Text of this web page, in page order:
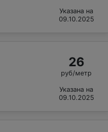
Указана на
09.10.2025
26
руб/метр
Указана на
09.10.2025